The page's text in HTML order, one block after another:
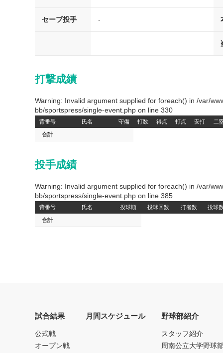
セーブ投手 -
打撃成績
Warning: Invalid argument supplied for foreach() in /var/
bb/sportspress/single-event.php on line 330
背番号 氏名 守備 打数 得点 打点 安打 二
合計
投手成績
Warning: Invalid argument supplied for foreach() in /var/
bb/sportspress/single-event.php on line 385
背番号 氏名 投球順 投球回数 打者数 投球
合計
試合結果
公式戦
オープン戦
月間スケジュール 野球部紹介
スタッフ紹介
周南公立大学野球